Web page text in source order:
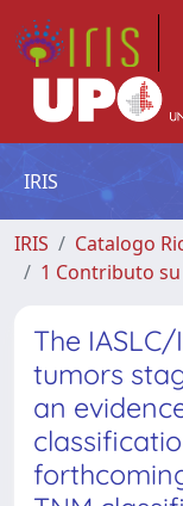
IRIS
IRIS
Catalogo
1 Contributo su
The
tumors
an